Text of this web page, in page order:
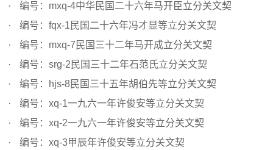
编号：mxq-4中华民国二十六年马开臣立分关文契
编号：fqx-1民国二十六年冯才显等立分关文契
编号：mxq-7民国三十二年马开成立分关文契
编号：srg-2民国三十二年石范氏立分关文契
编号：hjs-8民国三十五年胡伯先等立分关文契
编号：xq-1一九六一年许俊安等立分关文契
编号：xq-2一九六一年许俊安等立分关文契
编号：xq-3甲辰年许俊安等立分关文契